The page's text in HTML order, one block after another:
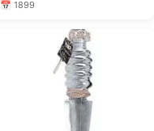
📅 1899